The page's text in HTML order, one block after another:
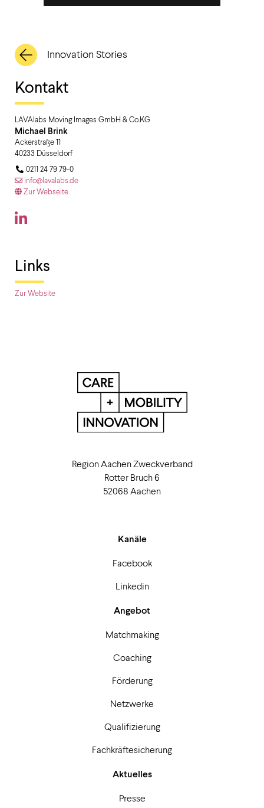
Innovation Stories
Kontakt
LAVAlabs Moving Images GmbH & Co.KG
Michael Brink
Ackerstraße 11
40233 Düsseldorf
0211 24 79 79-0
info@lavalabs.de
Zur Webseite
Links
Zur Website
Region Aachen Zweckverband
Rotter Bruch 6
52068 Aachen
Kanäle
Facebook
Linkedin
Angebot
Matchmaking
Coaching
Förderung
Netzwerke
Qualifizierung
Fachkräftesicherung
Aktuelles
Presse